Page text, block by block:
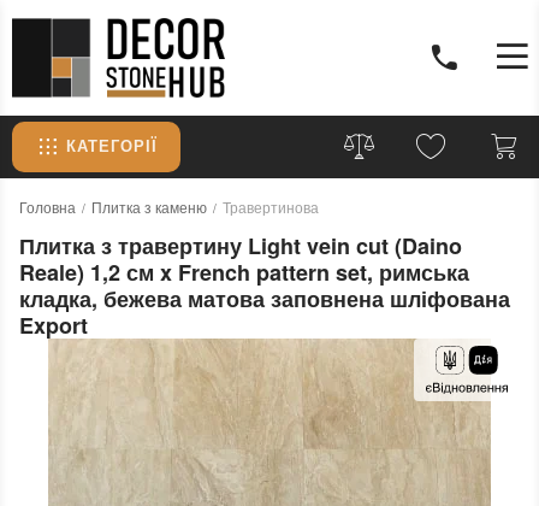
КАТЕГОРІЇ
Головна Плитка з каменю Травертинова
Плитка з травертину Light vein cut (Daino
Reale) 1,2 см x French pattern set, римська
кладка, бежева матова заповнена шліфована
Export